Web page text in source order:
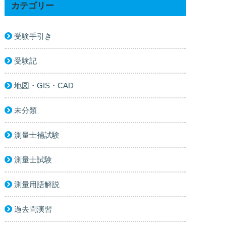
カテゴリー
受験手引き
受験記
地図・GIS・CAD
未分類
測量士補試験
測量士試験
測量用語解説
過去問演習